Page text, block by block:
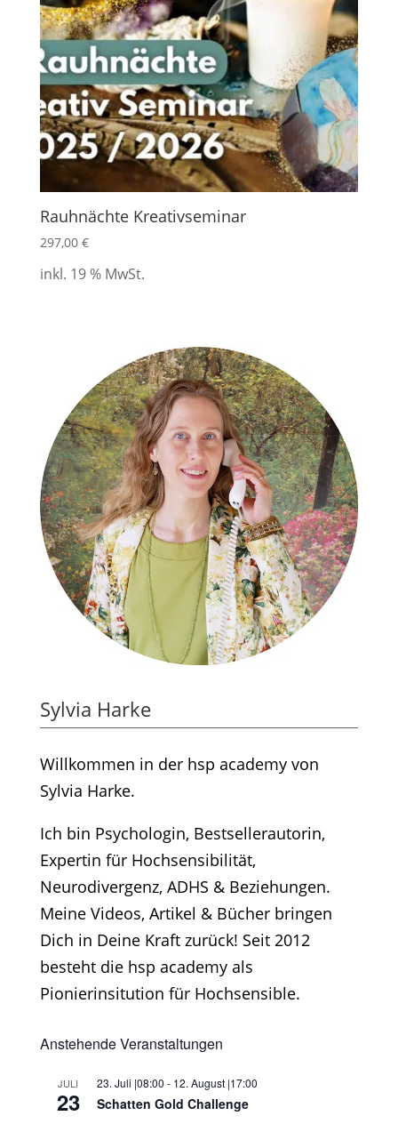
Rauhnächte Kreativseminar
297,00 €
inkl. 19 % MwSt.
Sylvia Harke
Willkommen in der hsp academy von
Sylvia Harke.
Ich bin Psychologin, Bestsellerautorin,
Expertin für Hochsensibilität,
Neurodivergenz, ADHS & Beziehungen.
Meine Videos, Artikel & Bücher bringen
Dich in Deine Kraft zurück! Seit 2012
besteht die hsp academy als
Pionierinsitution für Hochsensible.
Anstehende Veranstaltungen
JULI
23
23. Juli |08:00 - 12. August |17:00
Schatten Gold Challenge